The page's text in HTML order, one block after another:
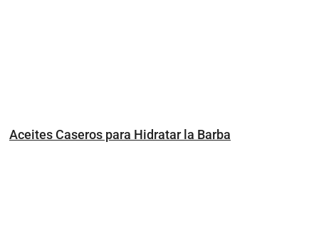
Aceites Caseros para Hidratar la Barba